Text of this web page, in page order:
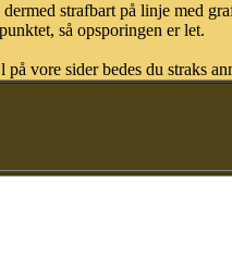
strafbart på linje med
så opsporingen er let.
vore sider bedes du straks